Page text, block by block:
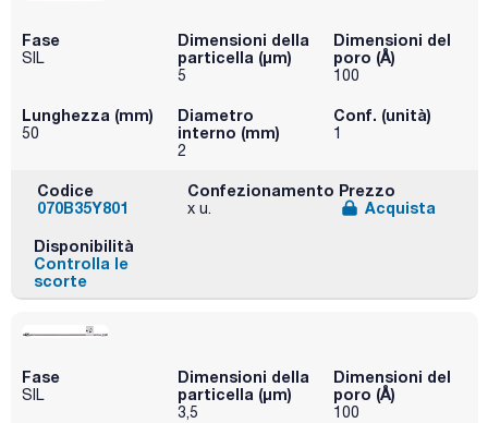
Fase
SIL
Dimensioni della
particella (μm)
5
Dimensioni del
poro (Å)
100
Lunghezza (mm)
50
Diametro
interno (mm)
2
Conf. (unità)
1
Codice
070B35Y801
Confezionamento
x u.
Prezzo
Acquista
Disponibilità
Controlla le
scorte
Fase
SIL
Dimensioni della
particella (μm)
3,5
Dimensioni del
poro (Å)
100